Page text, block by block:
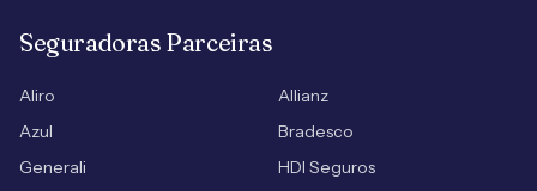
Seguradoras Parceiras
Aliro
Allianz
Azul
Bradesco
Generali
HDI Seguros